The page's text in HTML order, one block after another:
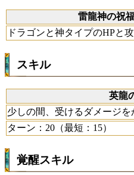
雷龍神の祝
ドラゴンと神タイプのHPと
スキル
英龍
少しの間、受けるダメージ
ターン：20（最短：15）
覚醒スキル